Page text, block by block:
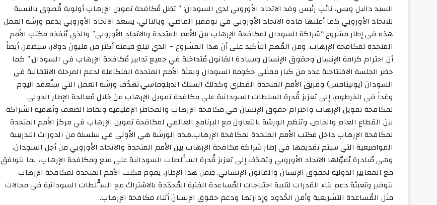
السيد دانيل ويس، نائب رئيس وفد الاتحاد الأوروبي لدى السودان: ” تظل مُكافحة تمويل الإرهاب أولوية قُصوى بالنسبة
للاتحاد الأوروبي كما أعلنها قادة الاتحاد الأوروبي في نوفمبر الماضي. وبالتالي، يسعد الاتحاد الأوروبي بدعم ورشة العمل
هذه في إطار مشروع “شراكة السودان لمكافحة الإرهاب بين الأمم المتحدة والاتحاد الأوروبي” والذي يُنفذه مكتب الأمم
المتحدة لمكافحة الإرهاب. ومن المُهم التأكيد على أن هذا المشروع – الذي تبلغ قيمته أكثر من مليون دولار، سيضمن أيضاً
أن احترام كرامة الإنسان وحقوق الإنسان وسيادة القانون مُتداخلة في جميع تدابير مُكافحة الإرهاب في السودان.” كما
حضر الجلسة الافتتاحية عدد من كبار ممثلي حكومة السودان وبعثة الأمم المتحدة المتكاملة لدعم المرحلة الانتقالية في
السودان (يونيتامس) وفريق الأمم المتحدة القطري وكذلك السلك الدبلوماسي.تهدُف ورشة العمل التي ستُعقد اليوم
وغداً في الخرطوم، إلى تعزيز قُدرة السلطات السودانية على مكافحة تمويل الإرهاب من خلال مُعالجة الإطار الدولي
لمكافحة تمويل الإرهاب واحترام حقوق الإنسان في مكافحة الإرهاب والمخاطر الإقليمية ونقاط الضعف وأهمية الشراكة
بين القطاع العام والخاص. وتنظم الورشة بالتعاون مع البرنامج العالمي لمكافحة تمويل الإرهاب في مركز الأمم المتحدة
لمكافحة الإرهاب داخل مكتب الأمم المتحدة لمكافحة الإرهاب.هذه الورشة هي الأولى في سلسلة من الدورات التدريبية
المواضيعية التي سيتم تقديمها في إطار شراكة مكافحة الإرهاب بين الأمم المتحدة والاتحاد الأوروبي من أجل السودان،
وهي مُبادرة يُموّلها الاتحاد الأوروبي وتهدُف إلى تعزيز قُدرة السُّلطات السودانية على منع ومكافحة الإرهاب، بما يتوافق
مع المعايير الدولية لحقوق الإنسان والقانون الإنساني. ضِمن هذا الإطار، يقوم مكتب الأمم المتحدة لمكافحة الإرهاب
بتوفير وتعبئة دعم بناء القدرات لتلبية احتياجات المُساعدة الفنية المُحدّدة بالاشتراك مع السُّلطات السودانية في مجالات
مثل المُساعدة التشريعية وأمن الحُدود وإدارتها ودعم حقوق الإنسان أثناء مكافحة الإرهاب.